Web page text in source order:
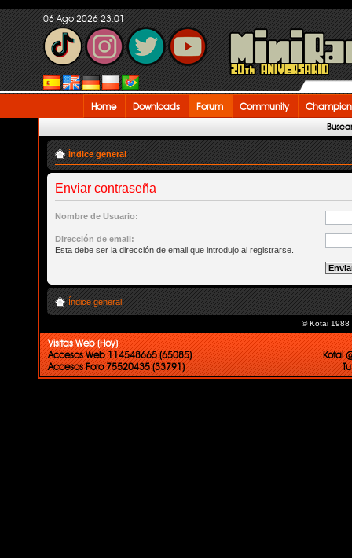
06 Ago 2026 23:01
Home Downloads Forum Community
Buscar
Índice general
Enviar contraseña
Nombre de Usuario:
Dirección de email:
Esta debe ser la dirección de email que introdujo al registrarse.
Índice general
© Kotai 1988
Visitas Web (Hoy)
Accesos Web 114548665 (65085)
Accesos Foro 75520435 (33791)
Kotai